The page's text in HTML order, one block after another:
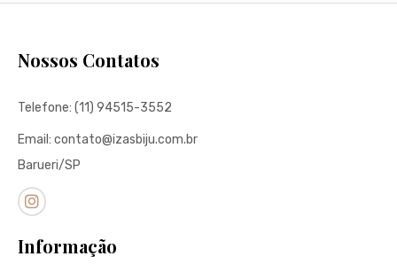
Nossos Contatos
Telefone: (11) 94515-3552
Email: contato@izasbiju.com.br
Barueri/SP
Informação